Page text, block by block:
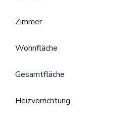
Zimmer
Wohnfläche
Gesamtfläche
Heizvorrichtung